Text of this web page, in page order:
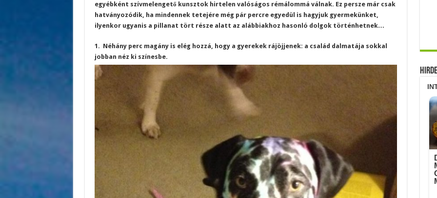
egyébként szívmelengető kunsztok hirtelen valóságos rémálommá válnak. Ez persze már csak
hatványozódik, ha mindennek tetejére még pár percre egyedül is hagyjuk gyermekünket,
ilyenkor ugyanis a pillanat tört része alatt az alábbiakhoz hasonló dolgok történhetnek…
1. Néhány perc magány is elég hozzá, hogy a gyerekek rájöjjenek: a család dalmatája sokkal
jobban néz ki színesbe.